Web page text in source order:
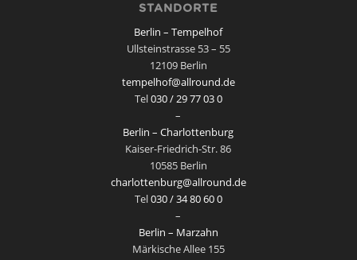
STANDORTE
Berlin – Tempelhof
Ullsteinstrasse 53 – 55
12109 Berlin
tempelhof@allround.de
Tel030 / 29 77 03 0
–
Berlin – Charlottenburg
Kaiser-Friedrich-Str. 86
10585 Berlin
charlottenburg@allround.de
Tel030 / 34 80 60 0
–
Berlin – Marzahn
Märkische Allee 155